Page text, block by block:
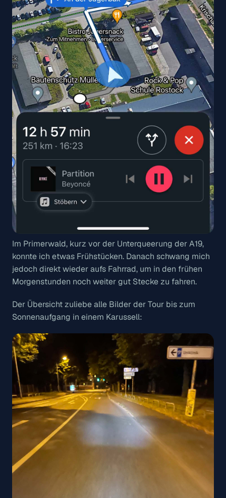
Im Primerwald, kurz vor der Unterqueerung der A19,
konnte ich etwas Frühstücken. Danach schwang mich
jedoch direkt wieder aufs Fahrrad, um in den frühen
Morgenstunden noch weiter gut Stecke zu fahren.
Der Übersicht zuliebe alle Bilder der Tour bis zum
Sonnenaufgang in einem Karussell: